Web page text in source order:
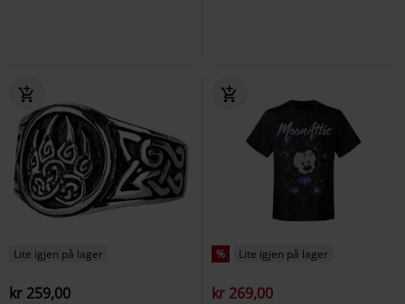
Lite igjen på lager
kr 259,00
% Lite igjen på lager
kr 269,00